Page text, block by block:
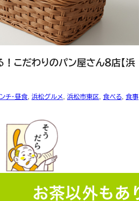
こだわりのパン屋さん８店【浜
チ・昼食, 浜松グルメ, 浜松市東区, 食べる, 食事